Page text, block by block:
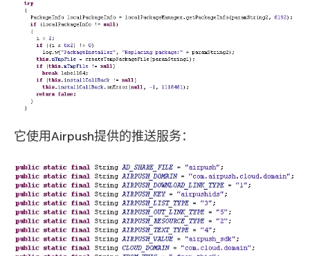
它使用Airpush提供的推送服务：